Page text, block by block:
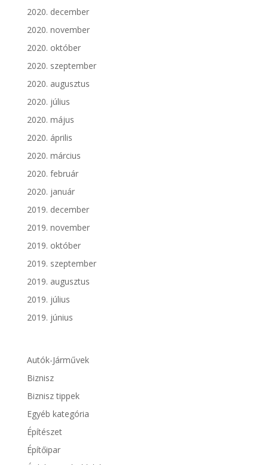
2020. december
2020. november
2020. október
2020. szeptember
2020. augusztus
2020. július
2020. május
2020. április
2020. március
2020. február
2020. január
2019. december
2019. november
2019. október
2019. szeptember
2019. augusztus
2019. július
2019. június
Autók-Járművek
Biznisz
Biznisz tippek
Egyéb kategória
Építészet
Építőipar